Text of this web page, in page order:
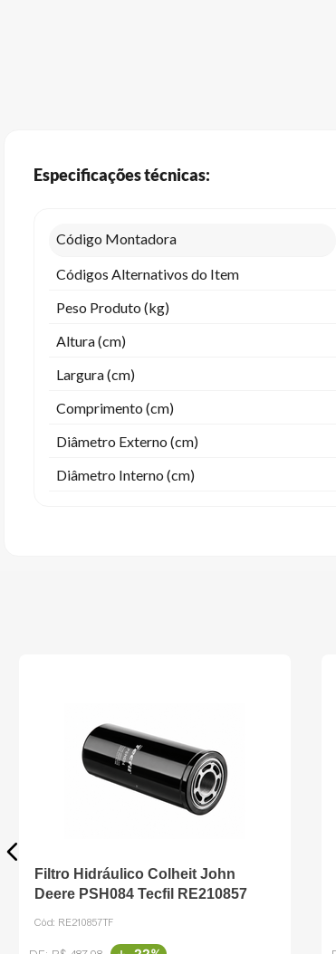
Especificações técnicas:
Código Montadora
Códigos Alternativos do Item
Peso Produto (kg)
Altura (cm)
Largura (cm)
Comprimento (cm)
Diâmetro Externo (cm)
Diâmetro Interno (cm)
Filtro Hidráulico Colheit John
Deere PSH084 Tecfil RE210857
Cód: RE210857TF